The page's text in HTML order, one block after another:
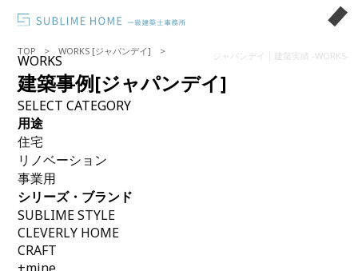
ジャパンデイ｜建築実績 -WORKS-
TOP WORKS [ジャパンデイ]
WORKS
建築事例[ジャパンデイ]
SELECT CATEGORY
用途
住宅
リノベーション
事業用
シリーズ・ブランド
SUBLIME STYLE
CLEVERLY HOME
CRAFT